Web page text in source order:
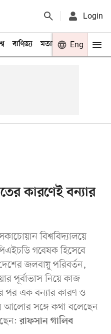
Login
বাণিজ্য মতামত খেলা
Eng
কারণেই বন্যার
বিশ্ববিদ্যালয়ে
গবেষক হিসেবে
জলবায়ু পরিবর্তন,
পূর্বাভাস নিয়ে কাজ
পর এক বন্যার কারণ ও
আলোর সঙ্গে কথা বলেছেন
রাফসান গালিব